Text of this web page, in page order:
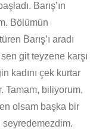
Barış’ın
Bölümün
Barış’ı aradı
git teyzene karşı
kadını çek kurtar
Tamam, biliyorum,
olsam başka bir
seyredemezdim.